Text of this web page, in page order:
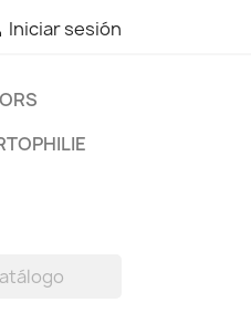
Iniciar sesión